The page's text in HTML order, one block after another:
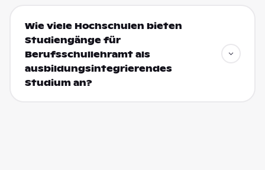
Wie viele Hochschulen bieten
Studiengänge für
Berufsschullehramt als
ausbildungsintegrierendes
Studium an?